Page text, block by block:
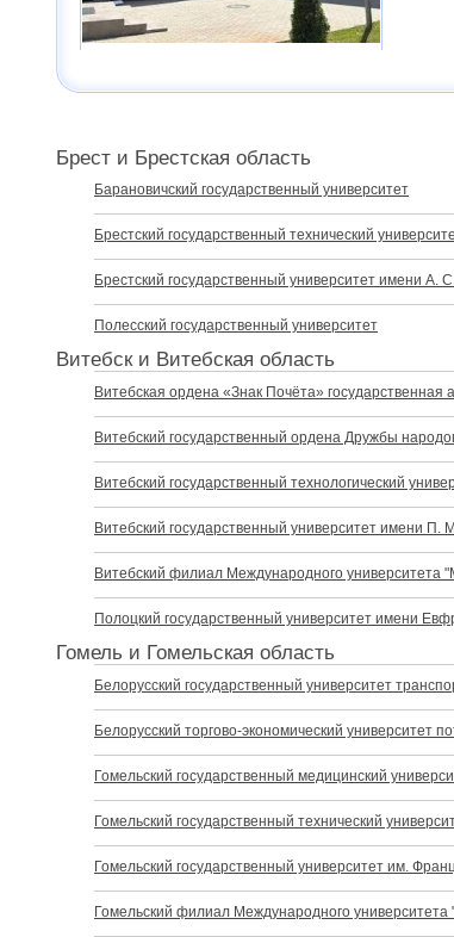
Брест и Брестская область
Барановичский государственный университет
Брестский государственный технический
Брестский государственный университет имени А.
Полесский государственный университет
Витебск и Витебская область
Витебская ордена «Знак Почёта»
Витебский государственный ордена Дружбы
Витебский государственный технологический
Витебский государственный университет имени
Витебский филиал Международного университета
Полоцкий государственный университет имени
Гомель и Гомельская область
Белорусский государственный университет
Белорусский торгово-экономический университет
Гомельский государственный медицинский
Гомельский государственный технический
Гомельский государственный университет им.
Гомельский филиал Международного